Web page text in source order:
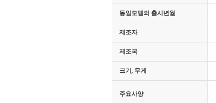
동일모델의 출시년월
제조자
제조국
크기, 무게
주요사양